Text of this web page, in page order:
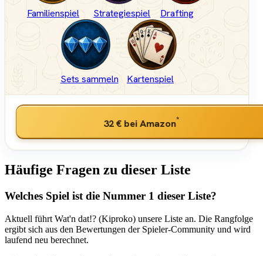
Familienspiel Strategiespiel Drafting
Sets sammeln Kartenspiel
32 € bei Amazon*
Häufige Fragen zu dieser Liste
Welches Spiel ist die Nummer 1 dieser Liste?
Aktuell führt Wat'n dat!? (Kiproko) unsere Liste an. Die Rangfolge
ergibt sich aus den Bewertungen der Spieler-Community und wird
laufend neu berechnet.